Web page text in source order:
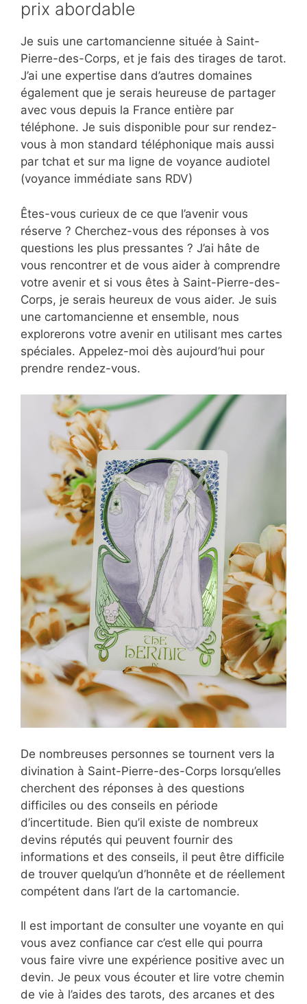
prix abordable
Je suis une cartomancienne située à Saint-
Pierre-des-Corps, et je fais des tirages de tarot.
J’ai une expertise dans d’autres domaines
également que je serais heureuse de partager
avec vous depuis la France entière par
téléphone. Je suis disponible pour sur rendez-
vous à mon standard téléphonique mais aussi
par tchat et sur ma ligne de voyance audiotel
(voyance immédiate sans RDV)
Êtes-vous curieux de ce que l’avenir vous
réserve ? Cherchez-vous des réponses à vos
questions les plus pressantes ? J’ai hâte de
vous rencontrer et de vous aider à comprendre
votre avenir et si vous êtes à Saint-Pierre-des-
Corps, je serais heureux de vous aider. Je suis
une cartomancienne et ensemble, nous
explorerons votre avenir en utilisant mes cartes
spéciales. Appelez-moi dès aujourd’hui pour
prendre rendez-vous.
De nombreuses personnes se tournent vers la
divination à Saint-Pierre-des-Corps lorsqu’elles
cherchent des réponses à des questions
difficiles ou des conseils en période
d’incertitude. Bien qu’il existe de nombreux
devins réputés qui peuvent fournir des
informations et des conseils, il peut être difficile
de trouver quelqu’un d’honnête et de réellement
compétent dans l’art de la cartomancie.
Il est important de consulter une voyante en qui
vous avez confiance car c’est elle qui pourra
vous faire vivre une expérience positive avec un
devin. Je peux vous écouter et lire votre chemin
de vie à l’aides des tarots, des arcanes et des